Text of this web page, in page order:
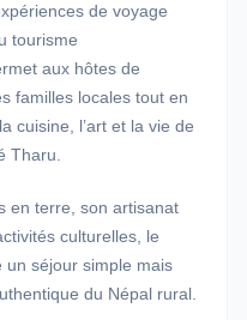
de voyage
tourisme
aux hôtes de
familles locales tout en
cuisine, l’art et la vie de
Tharu.
en terre, son artisanat
culturelles, le
un séjour simple mais
du Népal rural.